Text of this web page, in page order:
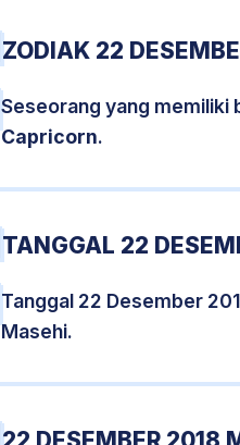
ZODIAK 22
Seseorang yang memiliki
Capricorn.
TANGGAL 22
Tanggal 22 Desember
Masehi.